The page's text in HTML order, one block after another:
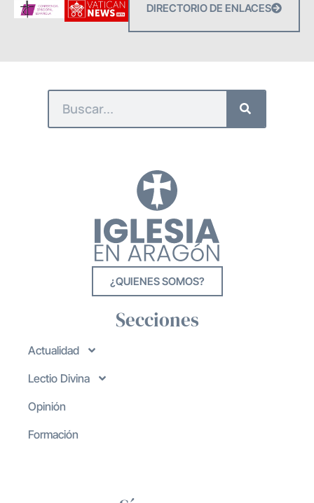
DIRECTORIO DE ENLACES
¿QUIENES SOMOS?
Secciones
Actualidad
Lectio Divina
Opinión
Formación